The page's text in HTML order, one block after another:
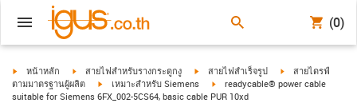
(0)
igus-icon-arrow-right
หน้าหลัก igus-icon-arrow-right
สายไฟสำหรับรางกระดูกงู igus-icon-arrow-right
สายไฟสำเร็จรูป igus-icon-arrow-
สายไดรฟ์
ตามมาตรฐานผู้ผลิต
igus-icon-arrow-right
เหมาะสำหรับ Siemens igus-icon-arrow-right
readycable® power cable
suitable for Siemens 6FX_002-5CS64, basic cable PUR 10xd